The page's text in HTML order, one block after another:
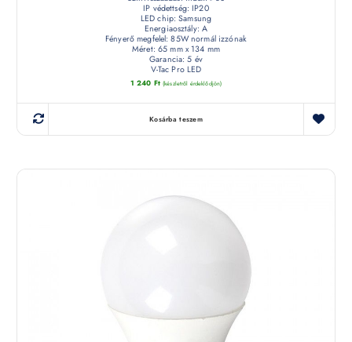
IP védettség: IP20
LED chip: Samsung
Energiaosztály: A
Fényerő megfelel: 85W normál izzónak
Méret: 65 mm x 134 mm
Garancia: 5 év
V-Tac Pro LED
1 240 Ft (készletről érdeklődjön)
Kosárba teszem